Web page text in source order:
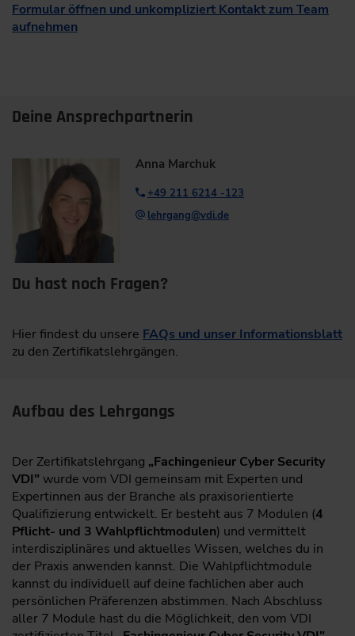
Formular öffnen und unkompliziert Kontakt zum Team
aufnehmen
Deine Ansprechpartnerin
Anna Marchuk
+49 211 6214 -123
lehrgang@vdi.de
Du hast noch Fragen?
Hier findest du unsere FAQs und unser Informationsblatt
zu den Zertifikatslehrgängen.
Aufbau des Lehrgangs
Der Zertifikatslehrgang „Fachingenieur Cyber Security
VDI" wurde vom VDI gemeinsam mit Experten und
Expertinnen aus der Branche als praxisorientierte
Qualifizierung entwickelt. Er besteht aus 7 Modulen (4
Pflicht- und 3 Wahlpflichtmodulen) und vermittelt
interdisziplinäres und aktuelles Wissen, welches du in
der Praxis anwenden kannst. Die Wahlpflichtmodule
kannst du individuell auf deine fachlichen aber auch
persönlichen Präferenzen abstimmen. Nach Abschluss
aller 7 Module hast du die Möglichkeit, den vom VDI